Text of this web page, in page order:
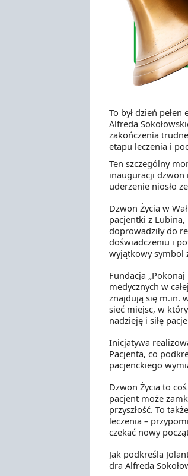
To był dzień
Alfreda
zakończenia
etapu leczenia i
Ten szczególny
inauguracji dzwon
uderzenie niosło
Dzwon Życia w
pacjentki z
doprowadziły do
doświadczeniu i
wyjątkowy symbol
Fundacja
medycznych w
znajdują się m.in.
sieć miejsc, w
nadzieję i siłę
Inicjatywa
Pacjenta, co
pacjenckiego
Dzwon Życia to
pacjent może
przyszłość. To
leczenia –
czekać nowy
Jak podkreśla
dra Alfreda